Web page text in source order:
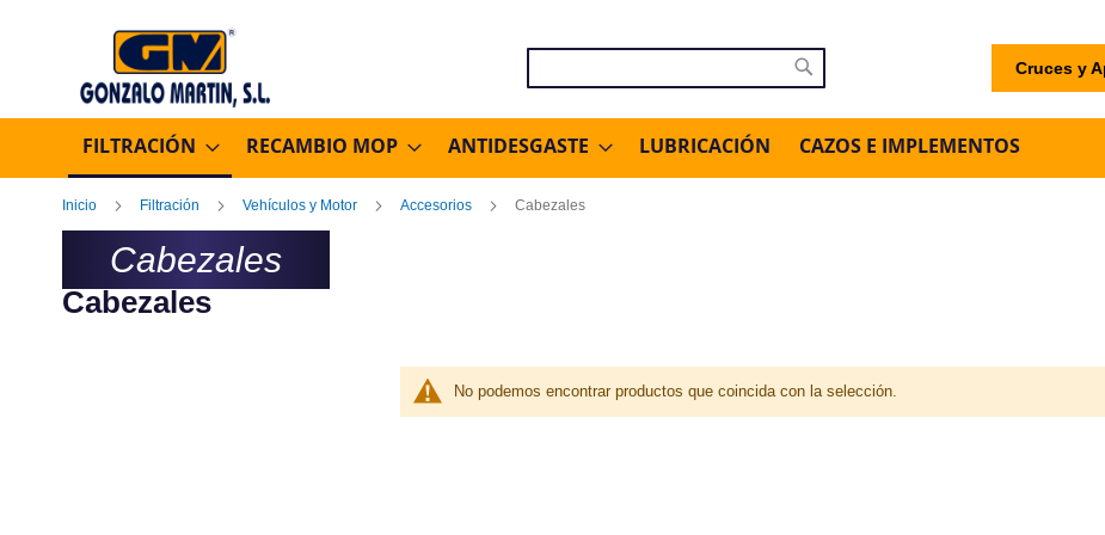
Cruces y
Buscar
FILTRACIÓN RECAMBIO MOP ANTIDESGASTE LUBRICACIÓN CAZOS E IMPLEMENTOS
Inicio Filtración Vehículos y Motor Accesorios Cabezales
Cabezales
Cabezales
No podemos encontrar productos que coincida con la selección.